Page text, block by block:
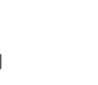
Share